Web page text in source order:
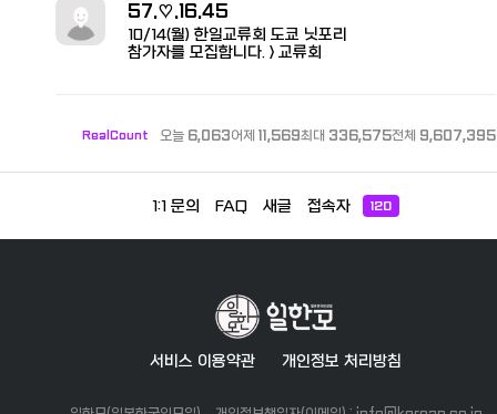
57.♡.16.45
10/14(월) 한일교류회 도쿄 닛포리
참가자를 모집합니다. > 교류회
RealCount 오늘 6,063어제 11,569최대 336,575전체 9,607,395
1:1 문의 FAQ 새글 접속자 120
서비스 이용약관 개인정보 처리방침